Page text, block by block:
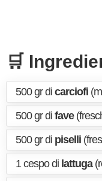
🛒
500 gr di carciofi
500 gr di fave
500 gr di piselli
1 cespo di lattuga